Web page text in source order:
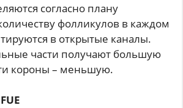
согласно плану
фолликулов в каждом
в открытые каналы.
части получают большую
короны – меньшую.